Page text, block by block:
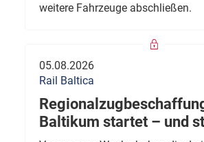
weitere Fahrzeuge abschließen.
05.08.2026
Rail Baltica
Baltikum startet – und